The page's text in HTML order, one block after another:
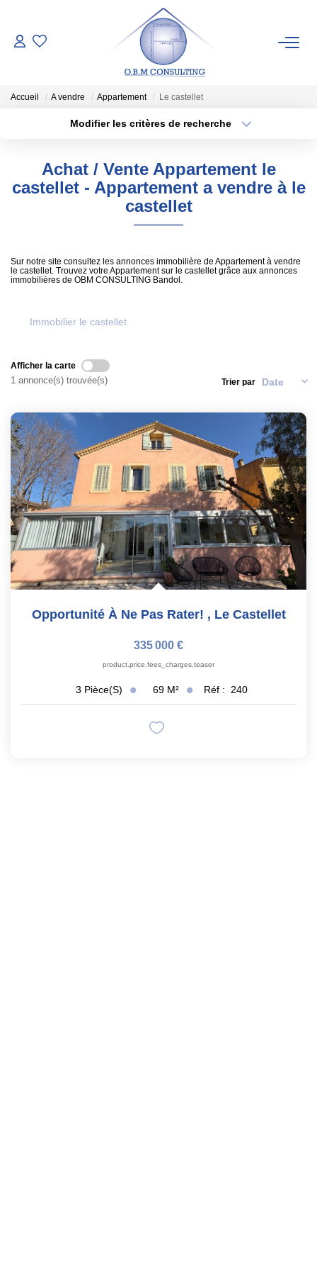
LES BIENS
Estimation Par Un Expert
SYNDIC
NOTRE AGENCE
Nos Actualités
EN
Accueil A vendre Appartement Le castellet
Modifier les critères de recherche
Sélectionnez...
Type de bien
Surface min
Achat / Vente Appartement le
castellet - Appartement a vendre à le
castellet
Sur notre site consultez les annonces immobilière de Appartement à vendre
le castellet. Trouvez votre Appartement sur le castellet grâce aux annonces
immobilières de OBM CONSULTING Bandol.
Immobilier le castellet
Afficher la carte
1 annonce(s) trouvée(s) Trier par
Opportunité À Ne Pas Rater! , Le Castellet
335 000 €
product.price.fees_charges.teaser
3 Pièce(s) 69 M² Réf : 240